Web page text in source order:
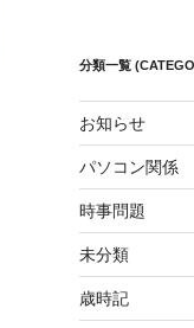
分類一覧
お知らせ
パソコン関係
時事問題
未分類
歳時記